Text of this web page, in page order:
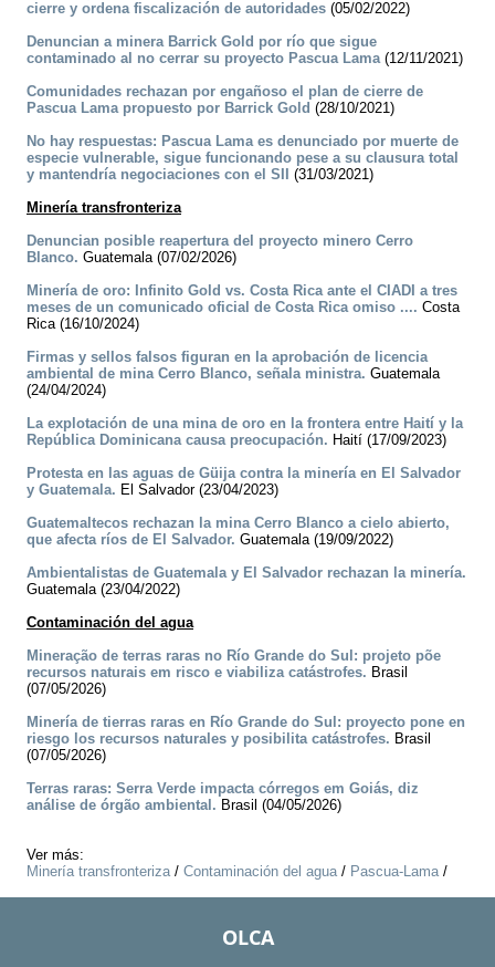
cierre y ordena fiscalización de autoridades (05/02/2022)
Denuncian a minera Barrick Gold por río que sigue
contaminado al no cerrar su proyecto Pascua Lama(12/11/2021)
Comunidades rechazan por engañoso el plan de cierre de
Pascua Lama propuesto por Barrick Gold (28/10/2021)
No hay respuestas: Pascua Lama es denunciado por muerte de
especie vulnerable, sigue funcionando pese a su clausura total
y mantendría negociaciones con el SII
(31/03/2021)
Minería transfronteriza
Denuncian posible reapertura del proyecto minero Cerro
Blanco. Guatemala (07/02/2026)
Minería de oro: Infinito Gold vs. Costa Rica ante el CIADI a tres
meses de un comunicado oficial de Costa Rica omiso .... Costa
Rica (16/10/2024)
Firmas y sellos falsos figuran en la aprobación de licencia
ambiental de mina Cerro Blanco, señala ministra. Guatemala
(24/04/2024)
La explotación de una mina de oro en la frontera entre Haití y la
República Dominicana causa preocupación. Haití (17/09/2023)
Protesta en las aguas de Güija contra la minería en El Salvador
y Guatemala. El Salvador (23/04/2023)
Guatemaltecos rechazan la mina Cerro Blanco a cielo abierto,
que afecta ríos de El Salvador. Guatemala (19/09/2022)
Ambientalistas de Guatemala y El Salvador rechazan la minería.
Guatemala (23/04/2022)
Contaminación del agua
Mineração de terras raras no Río Grande do Sul: projeto põe
recursos naturais em risco e viabiliza catástrofes. Brasil
(07/05/2026)
Minería de tierras raras en Río Grande do Sul: proyecto pone en
riesgo los recursos naturales y posibilita catástrofes. Brasil
(07/05/2026)
Terras raras: Serra Verde impacta córregos em Goiás, diz
análise de órgão ambiental. Brasil (04/05/2026)
Ver más:
Minería transfronteriza/ Contaminación del agua/ Pascua-Lama/
OLCA